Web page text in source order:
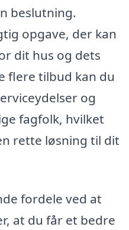
beslutning.
opgave, der kan
dit hus og dets
flere tilbud kan du
og
fagfolk, hvilket
rette løsning til dit
fordele ved at
at du får et bedre